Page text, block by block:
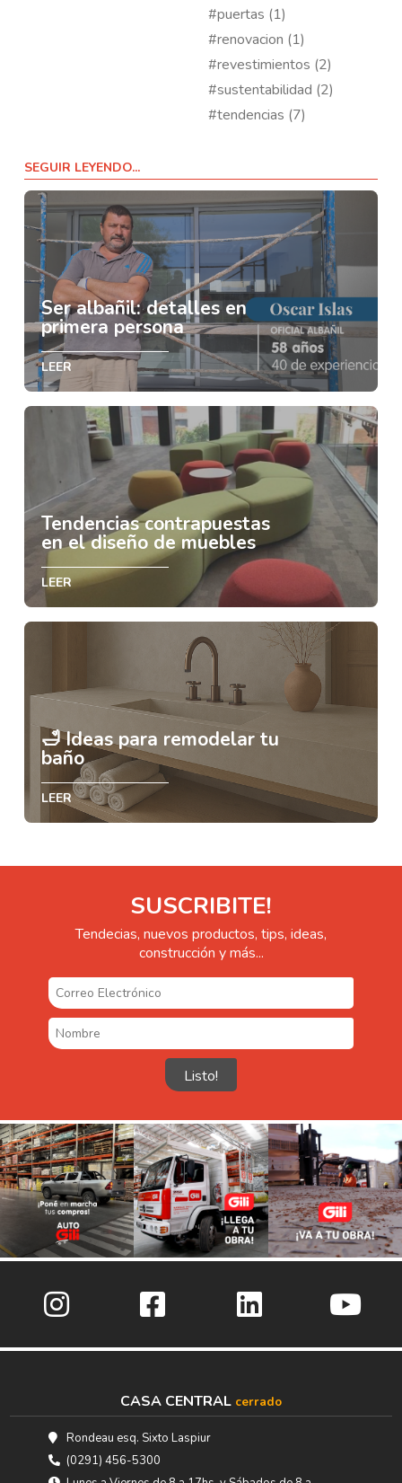
#puertas (1)
#renovacion (1)
#revestimientos (2)
#sustentabilidad (2)
#tendencias (7)
SEGUIR LEYENDO...
Ser albañil: detalles en
primera persona
LEER
Tendencias contrapuestas
en el diseño de muebles
LEER
🛁 Ideas para remodelar tu
baño
LEER
SUSCRIBITE!
Tendecias, nuevos productos, tips, ideas,
construcción y más...
CASA CENTRAL cerrado
Rondeau esq. Sixto Laspiur
(0291) 456-5300